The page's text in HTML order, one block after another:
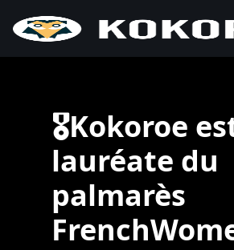
🎖Kokoroe
lauréate du
palmarès